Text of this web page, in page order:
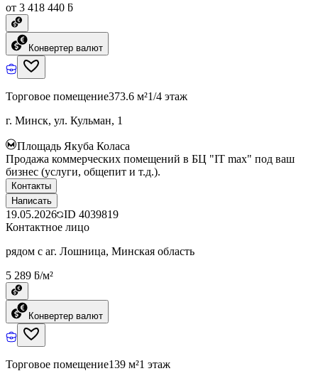
от 3 418 440 ƃ
Конвертер валют
Торговое помещение373.6 м²1/4 этаж
г. Минск, ул. Кульман, 1
Площадь Якуба Коласа
Продажа коммерческих помещений в БЦ "IT max" под ваш
бизнес (услуги, общепит и т.д.).
Контакты
Написать
19.05.2026 ID 4039819
Контактное лицо
рядом с аг. Лошница, Минская область
5 289 ƃ/м²
Конвертер валют
Торговое помещение139 м²1 этаж